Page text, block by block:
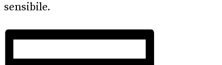
sensibile.